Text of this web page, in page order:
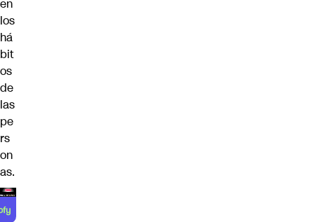
en
los
há
bit
os
de
las
pe
rs
on
as.